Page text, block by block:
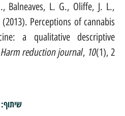
Balneaves, L. G., Oliffe, J. L.,
Perceptions of cannabis
a qualitative descriptive
Harm reduction journal, 10(1), 2.
שיתוף: